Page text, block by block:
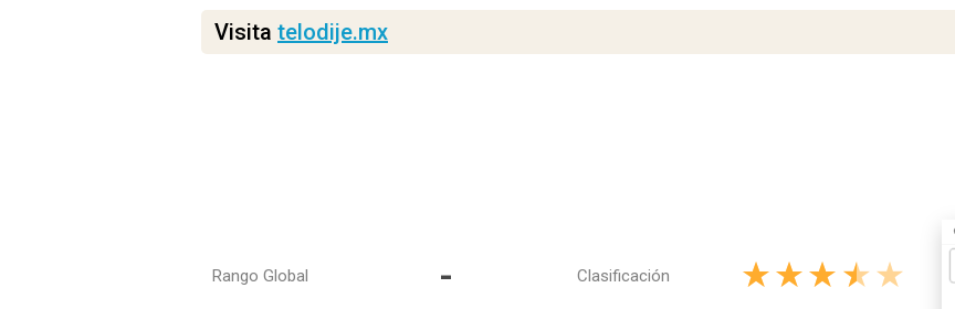
Visita telodije.mx
Rango Global - Clasificación